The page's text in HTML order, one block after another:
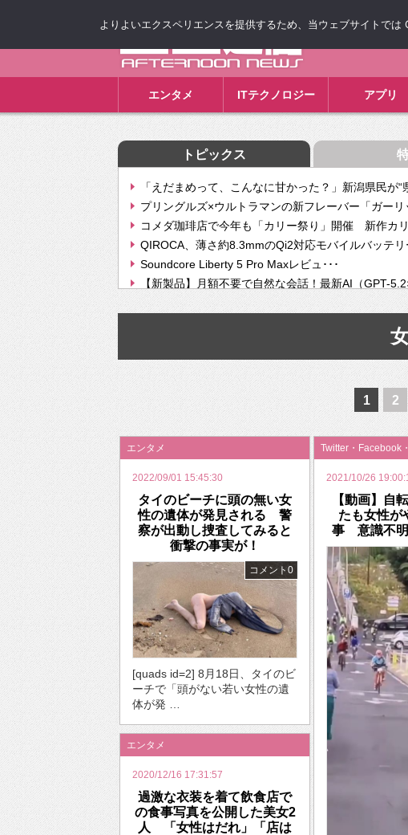
エンタメ ITテクノロジー アプリ
トピックス
「えだまめって、こんなに甘かった？」新潟県民が“
プリングルズ×ウルトラマンの新フレーバー「ガーリ
コメダ珈琲店で今年も「カリー祭り」開催 新作カ
QIROCA、薄さ約8.3mmのQi2対応モバイルバッテリ
Soundcore Liberty 5 Pro Maxレビュ･･･
【新製品】月額不要で自然な会話！最新AI（GPT-
【次世代の没入感と生産性】VITURE Luma Ultra･･･
挫折率8割の壁をAIで突破。ジャストシステム、”自分
2026年のバレンタインは「自分で作って、想いを渡
1 2
エンタメ
2022/09/01 15:45:30
タイのビーチに頭の無い女
性の遺体が発見される 警
察が出動し捜査してみると
衝撃の事実が！
コメント0
[quads id=2] 8月18日、タイのビ
ーチで「頭がない若い女性の遺
体が発 …
Twitter・Facebook
2021/10/26
【動画】自
たも女性が
事 意識不明
エンタメ
2020/12/16 17:31:57
過激な衣装を着て飲食店で
の食事写真を公開した美女2
人 「女性はだれ」「店は
よりよいエクスペリエンスを提供するため、当ウェブサイトで